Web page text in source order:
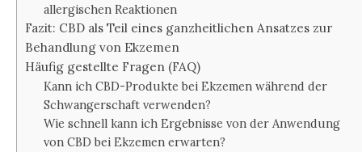
allergischen Reaktionen
Fazit: CBD als Teil eines ganzheitlichen Ansatzes zur
Behandlung von Ekzemen
Häufig gestellte Fragen (FAQ)
Kann ich CBD-Produkte bei Ekzemen während der
Schwangerschaft verwenden?
Wie schnell kann ich Ergebnisse von der Anwendung
von CBD bei Ekzemen erwarten?